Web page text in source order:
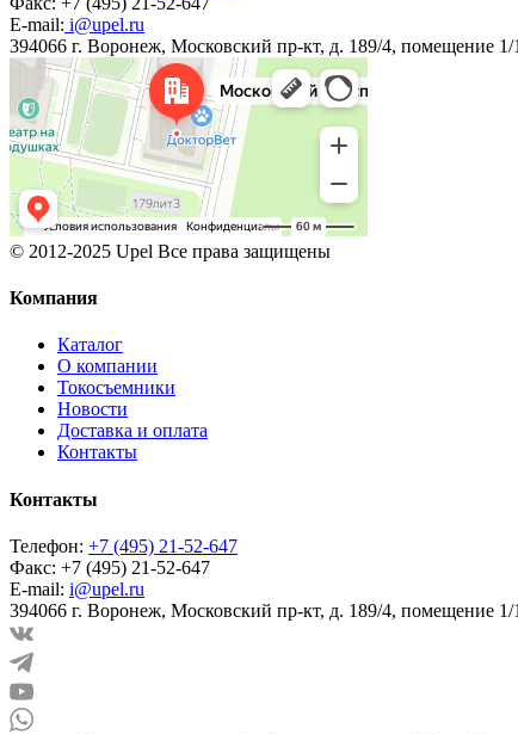
E-mail: i@upel.ru
394066 г. Воронеж, Московский пр-кт, д. 189/4, помещение 1/
© 2012-2025 Upel Все права защищены
Компания
Каталог
О компании
Токосъемники
Новости
Доставка и оплата
Контакты
Контакты
Телефон: +7 (495) 21-52-647
Факс: +7 (495) 21-52-647
E-mail: i@upel.ru
394066 г. Воронеж, Московский пр-кт, д. 189/4, помещение 1/